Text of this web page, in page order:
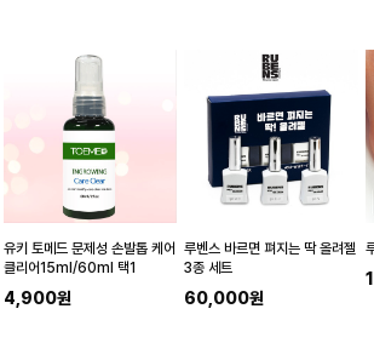
유키 토메드 문제성 손발톱 케어
클리어15ml/60ml 택1
4,900원
루벤스 바르면 펴지는 딱 올려젤
3종 세트
60,000원